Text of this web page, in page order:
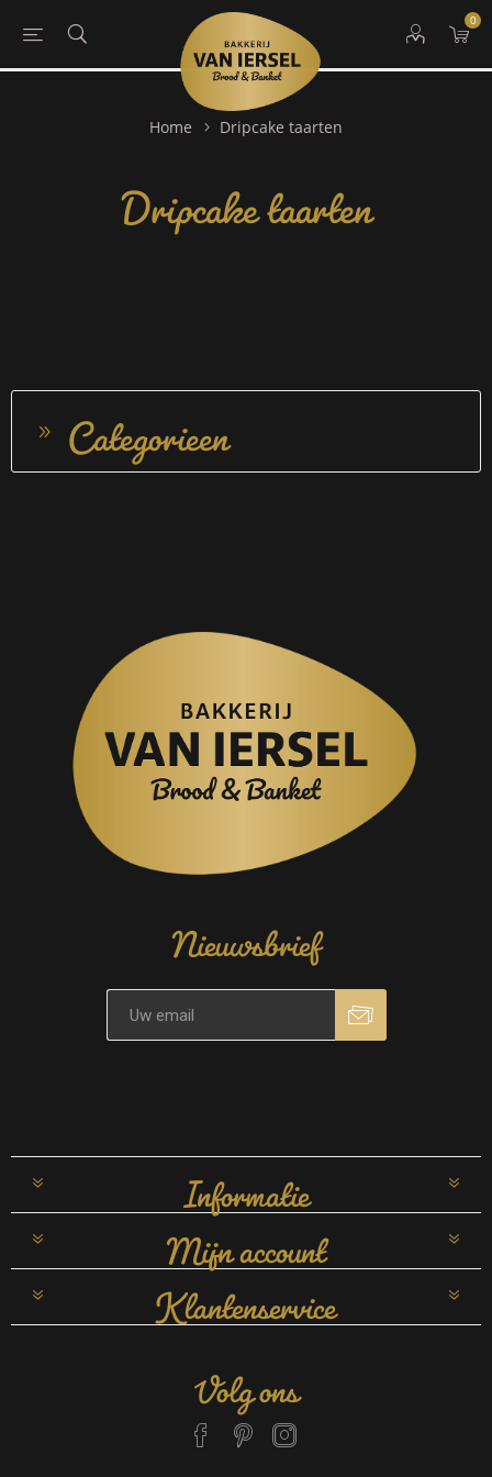
0
Home Dripcake taarten
Dripcake taarten
Categorieen
Nieuwsbrief
Informatie
Mijn account
Klantenservice
Volg ons